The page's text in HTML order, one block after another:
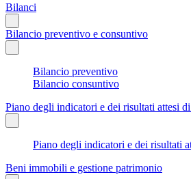
Bilanci
Bilancio preventivo e consuntivo
Bilancio preventivo
Bilancio consuntivo
Piano degli indicatori e dei risultati attesi
Piano degli indicatori e dei risultati
Beni immobili e gestione patrimonio